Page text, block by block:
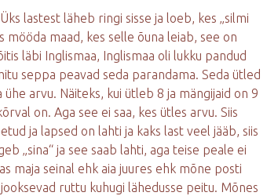
lastest läheb ringi sisse ja loeb, kes „silmi
mööda maad, kes selle õuna leiab, see on
läbi Inglismaa, Inglismaa oli lukku pandud
seppa peavad seda parandama. Seda ütled
arvu. Näiteks, kui ütleb 8 ja mängijaid on 9
on. Aga see ei saa, kes ütles arvu. Siis
ja lapsed on lahti ja kaks last veel jääb, siis
„sina“ ja see saab lahti, aga teise peale ei
maja seinal ehk aia juures ehk mõne posti
ruttu kuhugi lähedusse peitu. Mõnes